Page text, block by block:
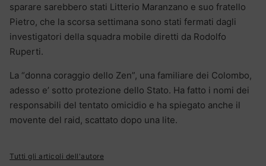
sparare sarebbero stati Litterio Maranzano e suo fratello
Pietro, che la scorsa settimana sono stati fermati dagli
investigatori della squadra mobile diretti da Rodolfo
Ruperti.
La “donna coraggio dello Zen”, una familiare dei Colombo,
adesso e’ sotto protezione dello Stato. Ha fatto i nomi dei
responsabili del tentato omicidio e ha spiegato anche il
movente del raid, scattato dopo una lite.
Tutti gli articoli dell'autore